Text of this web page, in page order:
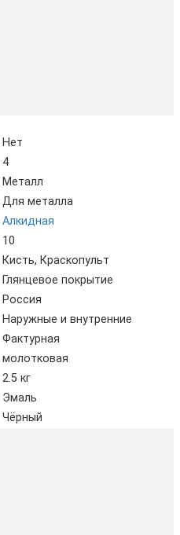
Нет
4
Металл
Для металла
Алкидная
10
Кисть, Краскопульт
Глянцевое покрытие
Россия
Наружные и внутренние
Фактурная
молотковая
2.5 кг
Эмаль
Чёрный